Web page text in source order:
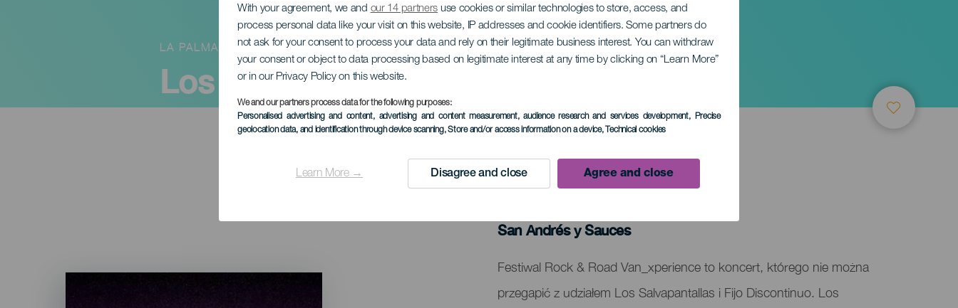
With your agreement, we and our 14 partners use cookies or similar technologies to store, access, and
process personal data like your visit on this website, IP addresses and cookie identifiers. Some partners do
not ask for your consent to process your data and rely on their legitimate business interest. You can withdraw
your consent or object to data processing based on legitimate interest at any time by clicking on “Learn More”
or in our Privacy Policy on this website.
We and our partners process data for the following purposes:
Personalised advertising and content, advertising and content measurement, audience research and services development, Precise
geolocation data, and identification through device scanning, Store and/or access information on a device, Technical cookies
Learn More → Disagree and close Agree and close
Los Salvapantallas & Fijo Discontinuo
LA PALMA
MINIONE WYDARZENIA
Localidad
San Andrés y Sauces
Descripción
del
Festiwal Rock & Road Van_xperience to koncert, którego nie można
przegapić z udziałem Los Salvapantallas i Fijo Discontinuo. Los